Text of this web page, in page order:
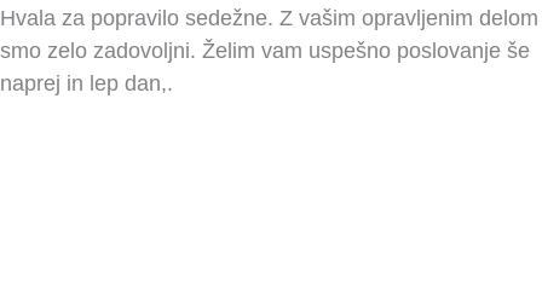
Hvala za popravilo sedežne. Z vašim opravljenim delom
smo zelo zadovoljni. Želim vam uspešno poslovanje še
naprej in lep dan,.